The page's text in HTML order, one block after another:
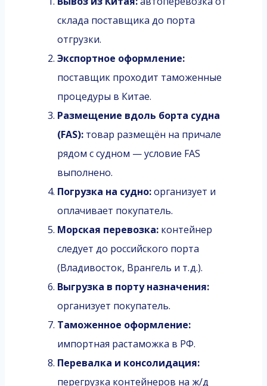
склада поставщика до порта
отгрузки.
Экспортное оформление:
поставщик проходит таможенные
процедуры в Китае.
Размещение вдоль борта судна
(FAS): товар размещён на причале
рядом с судном — условие FAS
выполнено.
Погрузка на судно:организует и
оплачивает покупатель.
Морская перевозка: контейнер
следует до российского порта
(Владивосток, Врангель и т. д.).
Выгрузка в порту назначения:
организует покупатель.
Таможенное оформление:
импортная растаможка в РФ.
Перевалка и консолидация:
перегрузка контейнеров на ж/д